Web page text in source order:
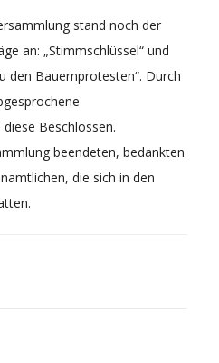
stand noch der
an: „Stimmschlüssel“ und
den Bauernprotesten“. Durch
Beschlossen.
beendeten, bedankten
die sich in den